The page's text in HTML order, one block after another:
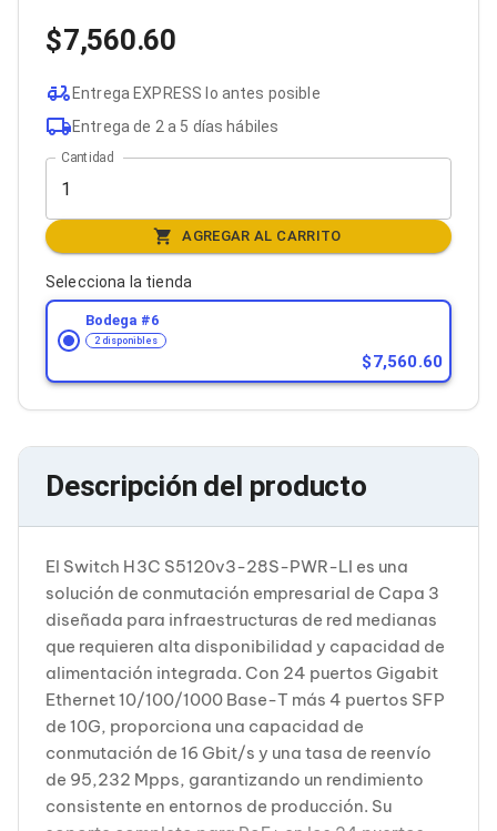
Repetidores USB
Adaptadores Audio
Adaptadores Audio USB
Dispositivos de Entrada
Mouse
Mousepads
Teclados
Controles de Juego para PC
Servidores
Accesorios para Servidores
Racks y Gabinetes
Charolas para Racks y Gabinetes
Cableado Estructurado para Servidores
Fuentes de Poder
Enfriamiento para Servidores
Sistemas Operativos para Servidores
Servidores
Soportes de Datos
Accesorios para Discos Duros
Gabinetes de Discos Duros
Discos Duros para NAS
Discos Duros para Videovigilancia
Discos Duros para Servidores
Accesorios para SSD
Gabinetes para SSD
Almacenamiento MSA
Discos Duros Internos para PC
Discos Duros Internos para Laptop
Monitores
7,560.60
Entrega EXPRESS lo antes posible
Entrega de 2 a 5 días hábiles
Cantidad
AGREGAR AL CARRITO
Selecciona la tienda
Bodega #6
2 disponibles
7,560.60
Descripción del producto
El Switch H3C S5120v3-28S-PWR-LI es una
solución de conmutación empresarial de Capa 3
diseñada para infraestructuras de red medianas
que requieren alta disponibilidad y capacidad de
alimentación integrada. Con 24 puertos Gigabit
Ethernet 10/100/1000 Base-T más 4 puertos SFP
de 10G, proporciona una capacidad de
conmutación de 16 Gbit/s y una tasa de reenvío
de 95,232 Mpps, garantizando un rendimiento
consistente en entornos de producción. Su